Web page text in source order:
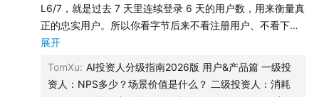
主播：潘乱
博、小红书、Youtube 等平台。
L6/7，就是过去 7 天里连续登录 6 天的用户数，用来衡量真
正的忠实用户。所以你看字节后来不看注册用户、不看下载
量，只看 DAU、留存和时长，这条线是从 Facebook 传下来
第二是国际化。2008 年 Facebook 用户大部分还是北美的
英语用户，国际市场是最大的机会。MySpace 当时的做法
展开
TomXu: AI投资人分级指南2026版 用户&产品篇 一级投
资人：NPS多少？场景价值是什么？ 二级投资人：消耗